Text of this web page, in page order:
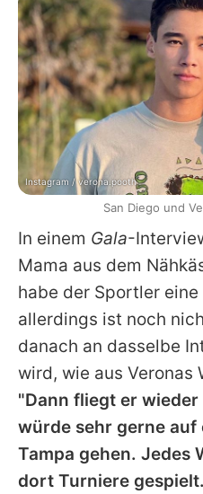
In einem Gala-
Mama aus dem
habe der Sportler eine
allerdings ist noch
danach an dasselbe
wird, wie aus Veronas
"Dann fliegt er
würde sehr gerne auf
Tampa gehen. Jedes
dort Turniere
Instagram / verona.pooth
San Diego und